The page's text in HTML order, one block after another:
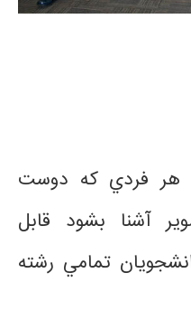
هر فردي كه دوست
آشنا بشود قابل
تمامي رشته